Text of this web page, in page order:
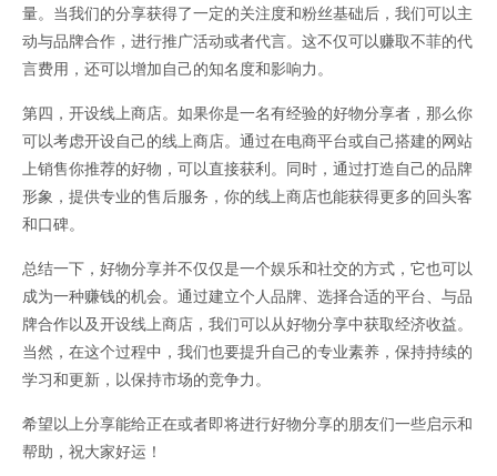
量。当我们的分享获得了一定的关注度和粉丝基础后，我们可以主
动与品牌合作，进行推广活动或者代言。这不仅可以赚取不菲的代
言费用，还可以增加自己的知名度和影响力。
第四，开设线上商店。如果你是一名有经验的好物分享者，那么你
可以考虑开设自己的线上商店。通过在电商平台或自己搭建的网站
上销售你推荐的好物，可以直接获利。同时，通过打造自己的品牌
形象，提供专业的售后服务，你的线上商店也能获得更多的回头客
和口碑。
总结一下，好物分享并不仅仅是一个娱乐和社交的方式，它也可以
成为一种赚钱的机会。通过建立个人品牌、选择合适的平台、与品
牌合作以及开设线上商店，我们可以从好物分享中获取经济收益。
当然，在这个过程中，我们也要提升自己的专业素养，保持持续的
学习和更新，以保持市场的竞争力。
希望以上分享能给正在或者即将进行好物分享的朋友们一些启示和
帮助，祝大家好运！